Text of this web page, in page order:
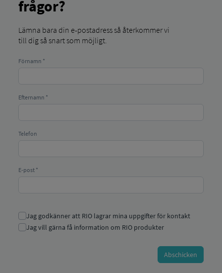
frågor?
Lämna bara din e-postadress så återkommer vi
till dig så snart som möjligt.